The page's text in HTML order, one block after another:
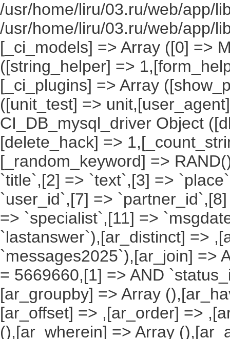
/usr/home/liru/03.ru/web/app/
/usr/home/liru/03.ru/web/app/
[_ci_models] => Array ([0] =>
([string_helper] =>
[_ci_plugins] => Array
([unit_test] =>
CI_DB_mysql_driver Object
[delete_hack] =>
[_random_keyword] =>
`title`,[2] => `text`,[3] =>
`user_id`,[7] =>
=> `specialist`,[11] =>
`lastanswer`),[ar_distinct] =>
`messages2025`),[ar_join] =>
= 5669660,[1] => AND
[ar_groupby] => Array
[ar_offset] => ,[ar_order] =>
(),[ar_wherein] => Array